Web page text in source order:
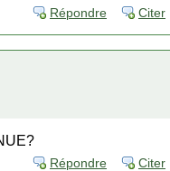
Répondre Citer
Répondre Citer